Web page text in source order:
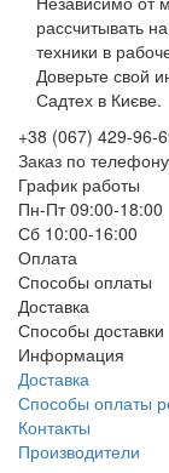
рассчитывать
техники в
Доверьте свой
Садтех в Києве.
+38 (067) 429-96-
Заказ по телефону
График работы
Пн-Пт 09:00-18:00
Сб 10:00-16:00
Оплата
Способы оплаты
Доставка
Способы доставки
Информация
Доставка
Способы оплаты
Контакты
Производители